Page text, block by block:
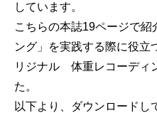
しています。
こちらの本誌19ページで紹
ング」を実践する際に役立
リジナル 体重レコーディ
た。
以下より、ダウンロードし